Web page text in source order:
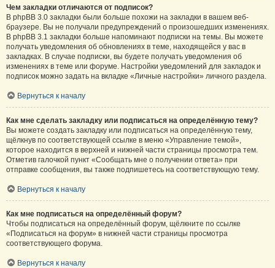
Чем закладки отличаются от подписок?
В phpBB 3.0 закладки были больше похожи на закладки в вашем веб-
браузере. Вы не получали предупреждений о произошедших изменениях.
В phpBB 3.1 закладки больше напоминают подписки на темы. Вы можете
получать уведомления об обновлениях в теме, находящейся у вас в
закладках. В случае подписки, вы будете получать уведомления об
изменениях в теме или форуме. Настройки уведомлений для закладок и
подписок можно задать на вкладке «Личные настройки» личного раздела.
Вернуться к началу
Как мне сделать закладку или подписаться на определённую тему?
Вы можете создать закладку или подписаться на определённую тему,
щёлкнув по соответствующей ссылке в меню «Управление темой»,
которое находится в верхней и нижней части страницы просмотра тем.
Отметив галочкой пункт «Сообщать мне о получении ответа» при
отправке сообщения, вы также подпишетесь на соответствующую тему.
Вернуться к началу
Как мне подписаться на определённый форум?
Чтобы подписаться на определённый форум, щёлкните по ссылке
«Подписаться на форум» в нижней части страницы просмотра
соответствующего форума.
Вернуться к началу